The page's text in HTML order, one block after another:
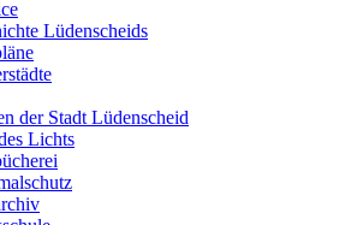
Lüdenscheids
der Stadt Lüdenscheid
Lichts